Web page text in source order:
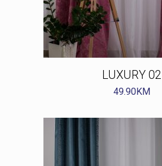
LUXURY 02
49.90KM